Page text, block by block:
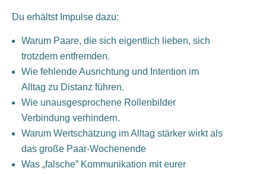
Du erhältst Impulse dazu:
Warum Paare, die sich eigentlich lieben, sich
trotzdem entfremden.
Wie fehlende Ausrichtung und Intention im
Alltag zu Distanz führen.
Wie unausgesprochene Rollenbilder
Verbindung verhindern.
Warum Wertschätzung im Alltag stärker wirkt als
das große Paar-Wochenende
Was „falsche” Kommunikation mit eurer